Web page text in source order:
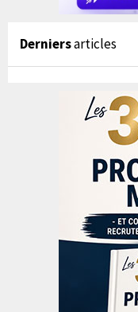
Derniersarticles